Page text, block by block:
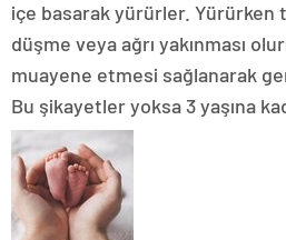
içe basarak yürürler. Yürürken
düşme veya ağrı yakınması
muayene etmesi sağlanarak
Bu şikayetler yoksa 3 yaşına